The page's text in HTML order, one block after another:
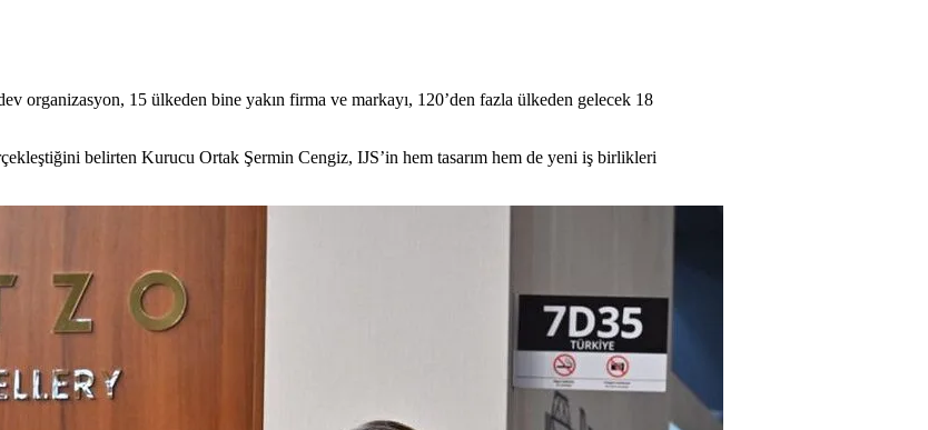
organizasyon, 15 ülkeden bine yakın firma ve markayı, 120’den fazla ülkeden gelecek 18
belirten Kurucu Ortak Şermin Cengiz, IJS’in hem tasarım hem de yeni iş birlikleri